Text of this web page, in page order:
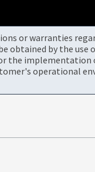
or warranties
obtained by the
the implementation
operational